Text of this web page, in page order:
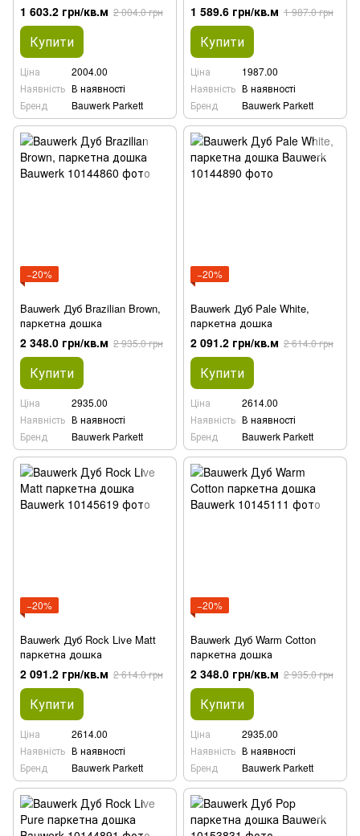
1 603.2 грн/кв.м 2 004.0 грн
Купити
Ціна
2004.00
Наявність В наявності
Бренд
Bauwerk Parkett
1 589.6 грн/кв.м 1 987.0 грн
Купити
Ціна
1987.00
Наявність В наявності
Бренд
Bauwerk Parkett
−20%
Bauwerk Дуб Brazilian Brown,
паркетна дошка
2 348.0 грн/кв.м 2 935.0 грн
Купити
Ціна
2935.00
Наявність В наявності
Бренд
Bauwerk Parkett
−20%
Bauwerk Дуб Pale White,
паркетна дошка
2 091.2 грн/кв.м 2 614.0 грн
Купити
Ціна
2614.00
Наявність В наявності
Бренд
Bauwerk Parkett
−20%
Bauwerk Дуб Rock Live Matt
паркетна дошка
2 091.2 грн/кв.м 2 614.0 грн
Купити
Ціна
2614.00
Наявність В наявності
Бренд
Bauwerk Parkett
−20%
Bauwerk Дуб Warm Cotton
паркетна дошка
2 348.0 грн/кв.м 2 935.0 грн
Купити
Ціна
2935.00
Наявність В наявності
Бренд
Bauwerk Parkett